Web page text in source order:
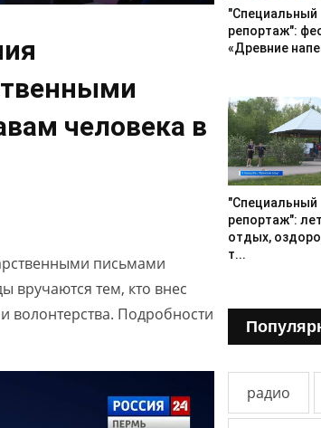
человека в
письмами
вручаются тем, кто внес
волонтерства. Подробности
"Специальный
репортаж":
«Древние
"Специальный
репортаж":
отдых,
т...
радио